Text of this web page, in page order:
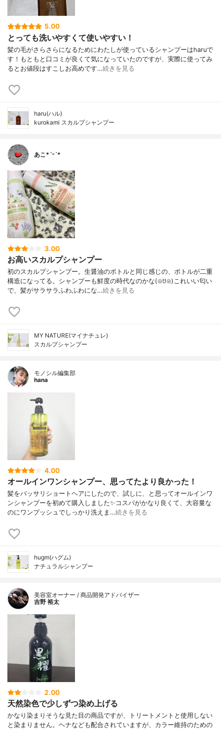
5.00
とっても洗いやすくて使いやすい！
髪の毛がさらさらになるためにわたしが使っているシャンプーはharuで
す！もともと口コミが良くて気になっていたのですが、実際に使ってみ
るとお値段はすこしお高めです…続きを見る
haru(ハル)
kurokami スカルプシャンプー
あこ*ˊᵕˋ*
3.00
お高いスカルプシャンプー
初のスカルプシャンプー。生醤油のボトルと同じ感じの、ボトルが二重
構造になってる。シャンプーも鮮度の時代なのかな(⊙ꇴ⊙)これいい匂い
で、髪がサラサラふわふわにな…続きを見る
MY NATURE(マイナチュレ)
スカルプシャンプー
モノシル編集部
hana
4.00
オールインワンシャンプー、思ってたより良かった！
髪をバッサリショートヘアにしたので、試しに、と思ってオールインワ
ンシャンプーを初めて購入しました✨コスパがかなり良くて、大容量な
のにワンプッシュでしっかり洗えま…続きを見る
hugm(ハグム)
ナチュラルシャンプー
美容室オーナー / 商品開発アドバイザー
吉野 裕太
2.00
天然染色で少しずつ染め上げる
かなり染まりそうな見た目の商品ですが、トリートメントと使用しない
と染まりません。ヘナなども配合されていますが、カラー維持のための